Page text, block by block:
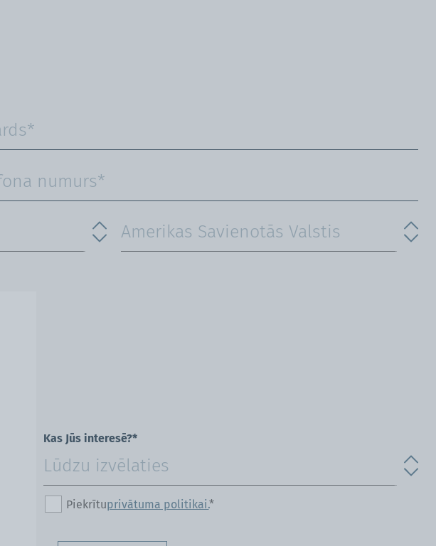
Kas Jūs interesē?*
Piekrītuprivātuma politikai.*